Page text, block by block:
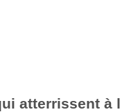
atterrissent à